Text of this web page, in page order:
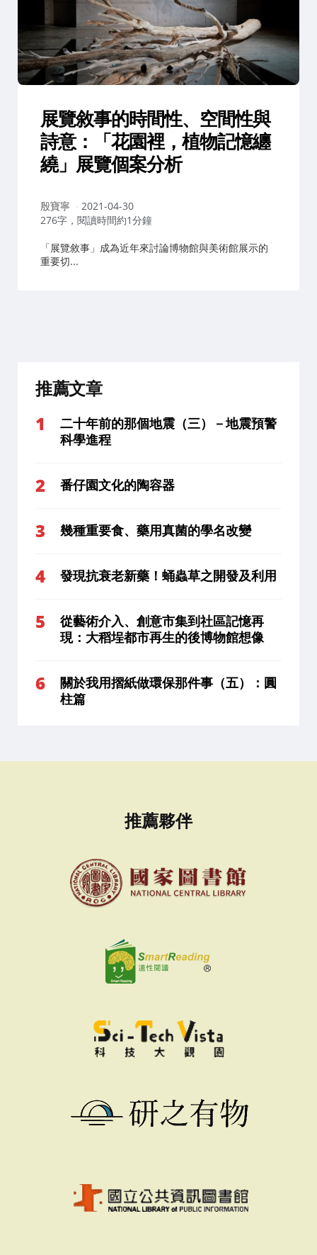
展覽敘事的時間性、空間性與
詩意：「花園裡，植物記憶纏
繞」展覽個案分析
作
者：
殷寶寧
2021-04-30
276字，閱讀時間約1分鐘
「展覽敘事」成為近年來討論博物館與美術館展示的
重要切...
推薦文章
二十年前的那個地震（三）－地震預警
科學進程
番仔園文化的陶容器
幾種重要食、藥用真菌的學名改變
發現抗衰老新藥！蛹蟲草之開發及利用
從藝術介入、創意市集到社區記憶再
現：大稻埕都市再生的後博物館想像
關於我用摺紙做環保那件事（五）：圓
柱篇
推薦夥伴